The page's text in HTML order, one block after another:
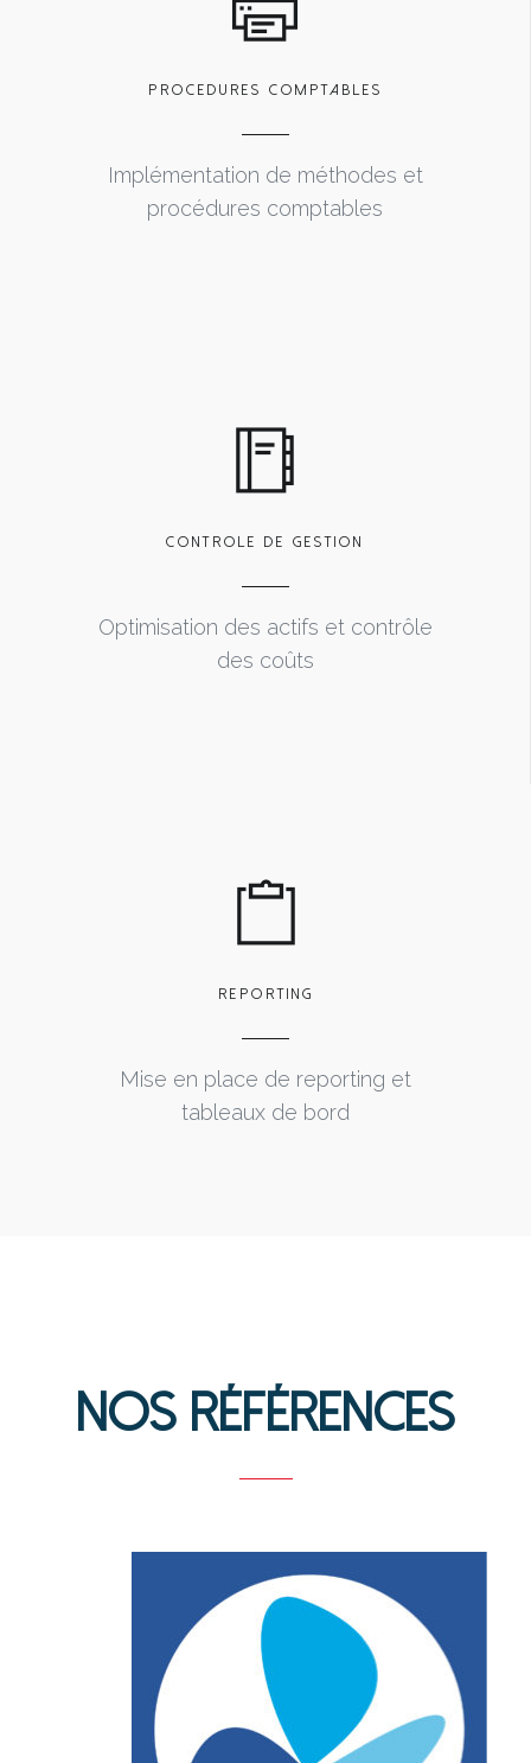
PROCEDURES COMPTABLES
Implémentation de méthodes et
procédures comptables
CONTROLE DE GESTION
Optimisation des actifs et contrôle
des coûts
REPORTING
Mise en place de reporting et
tableaux de bord
Nos Références